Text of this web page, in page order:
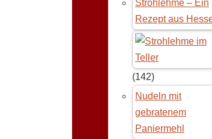
Strohlehme – Ein
Rezept aus
(142)
Nudeln mit
gebratenem
Paniermehl